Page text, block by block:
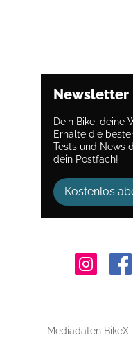
Newsletter
Dein Bike, deine
Erhalte die
Tests und News
dein Postfach!
Kostenlos
Mediadaten BikeX